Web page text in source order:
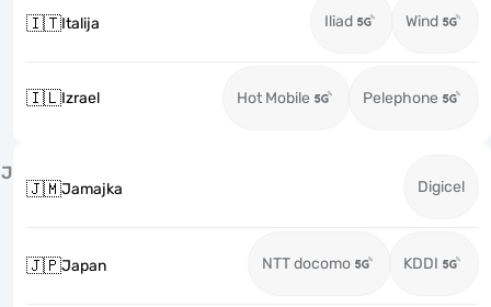
🇮🇹Italija Iliad Wind
🇮🇱Izrael Hot Mobile Pelephone
J
🇯🇲Jamajka Digicel
🇯🇵Japan NTT docomo KDDI